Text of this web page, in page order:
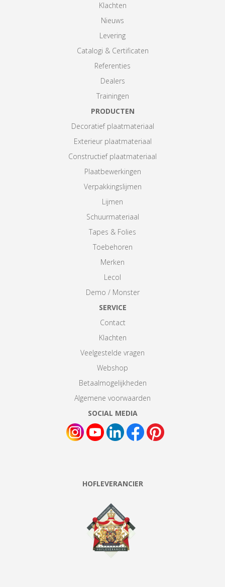
Klachten
Nieuws
Levering
Catalogi & Certificaten
Referenties
Dealers
Trainingen
PRODUCTEN
Decoratief plaatmateriaal
Exterieur plaatmateriaal
Constructief plaatmateriaal
Plaatbewerkingen
Verpakkingslijmen
Lijmen
Schuurmateriaal
Tapes & Folies
Toebehoren
Merken
Lecol
Demo / Monster
SERVICE
Contact
Klachten
Veelgestelde vragen
Webshop
Betaalmogelijkheden
Algemene voorwaarden
SOCIAL MEDIA
HOFLEVERANCIER